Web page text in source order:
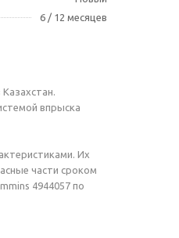
6 / 12 месяцев
впрыска
Их
части сроком
4944057 по